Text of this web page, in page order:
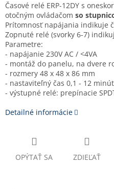
Časové relé ERP-12DY s
otočným ovládačom so
Prítomnosť napájania indikuje
Zopnuté relé (svorky 6-7)
Parametre:
- napájanie 230V AC / <4VA
- montáž do panelu, na dvere
- rozmery 48 x 48 x 86 mm
- nastaviteľný čas 0,1 - 12 minút
- výstupné relé: prepínacie
Detailné informácie
OPÝTAŤ SA ZDIEĽAŤ